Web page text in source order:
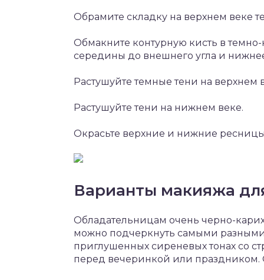
Обрамите складку на верхнем веке
Обмакните контурную кисть в
середины до внешнего угла и
Растушуйте темные тени на верхнем
Растушуйте тени на нижнем веке.
Окрасьте верхние и нижние
Варианты макияжа
Обладательницам очень черно-
можно подчеркнуть самыми
приглушенных сиреневых тонах со
перед вечеринкой или праздником.